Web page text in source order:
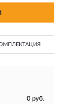
0 руб.